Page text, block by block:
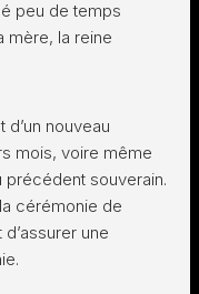
peu de temps
mère, la reine
nouveau
mois, voire même
souverain.
cérémonie de
une